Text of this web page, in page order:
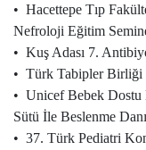
• Hacettepe Tıp
Nefroloji Eğitim
• Kuş Adası 7.
• Türk Tabipler Birliği
• Unicef Bebek Dostu
Sütü İle Beslenme
• 37. Türk Pediatri